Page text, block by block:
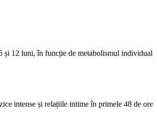
și 12 luni, în funcție de metabolismul individual
intense și relațiile intime în primele 48 de ore